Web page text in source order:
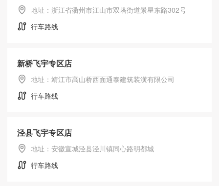
地址：浙江省衢州市江山市双塔街道景星东路302号
行车路线
新桥飞宇专区店
地址：靖江市高山桥西面通泰建筑装潢有限公司
行车路线
泾县飞宇专区店
地址：安徽宣城泾县泾川镇同心路明都城
行车路线